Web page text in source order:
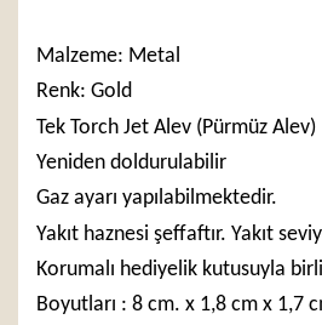
Malzeme: Metal
Renk: Gold
Tek Torch Jet Alev (Pürmüz Alev)
Yeniden doldurulabilir
Gaz ayarı yapılabilmektedir.
Yakıt haznesi şeffaftır. Yakıt
Korumalı hediyelik kutusuyla
Boyutları : 8 cm. x 1,8 cm x 1,7